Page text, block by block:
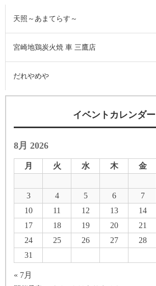
天照～あまてらす～
宮崎地鶏炭火焼 車 三鷹店
だれやめや
イベントカレンダー
8月 2026
月 火 水 木 金
3
4 5 6 7
10
11 12 13 14
17
18 19 20 21
24
25 26 27 28
31
« 7月